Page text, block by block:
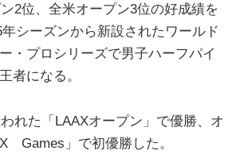
2位、全米オープン3位の好成績を
シーズンから新設されたワールド
・プロシリーズで男子ハーフパイ
者になる。
れた「LAAXオープン」で優勝、オ
Games」で初優勝した。